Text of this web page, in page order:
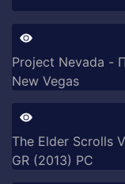
Project Nevada -
New Vegas
The Elder Scrolls
GR (2013) PC